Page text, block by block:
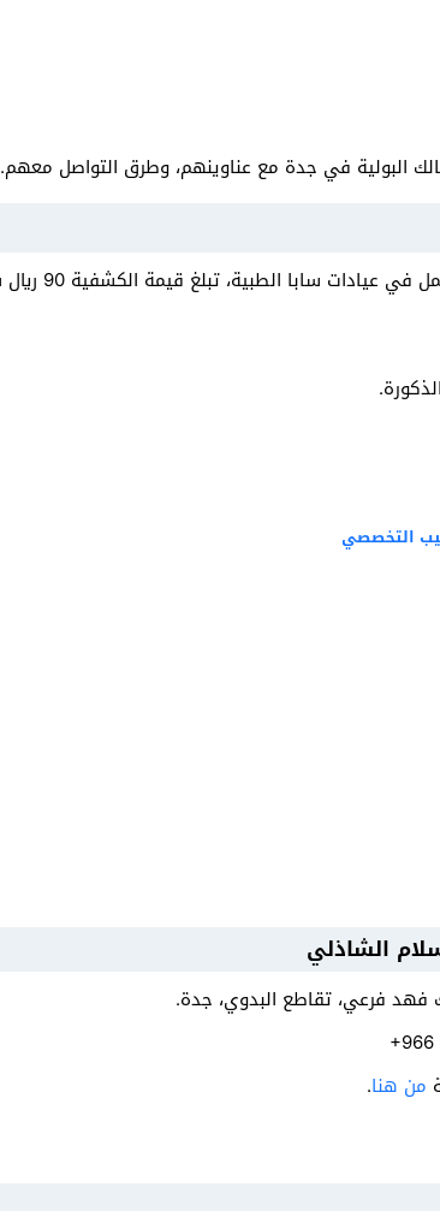
البولية في جدة مع عناوينهم، وطرق التواصل معهم.
سابا الطبية، تبلغ قيمة الكشفية 90 ريال سعودي.
التخصصي
الشاذلي
فهد فرعي، تقاطع البدوي، جدة.
من هنا.